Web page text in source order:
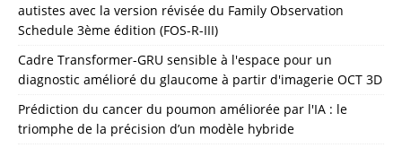
autistes avec la version révisée du Family Observation
Schedule 3ème édition (FOS-R-III)
Cadre Transformer-GRU sensible à l'espace pour un
diagnostic amélioré du glaucome à partir d'imagerie OCT 3D
Prédiction du cancer du poumon améliorée par l'IA : le
triomphe de la précision d’un modèle hybride